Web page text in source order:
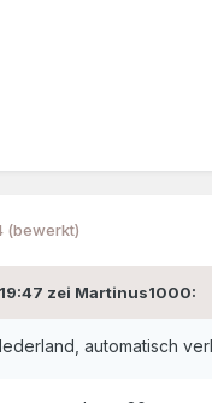
(bewerkt)
zei Martinus1000:
automatisch